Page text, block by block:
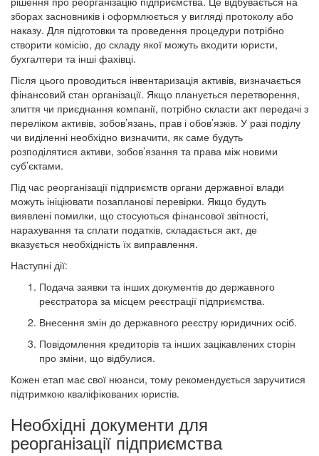
зборах засновників і оформлюється у вигляді протоколу або
наказу. Для підготовки та проведення процедури потрібно
створити комісію, до складу якої можуть входити юристи,
бухгалтери та інші фахівці.
Після цього проводиться інвентаризація активів, визначається
фінансовий стан організації. Якщо планується перетворення,
злиття чи приєднання компанії, потрібно скласти акт передачі з
переліком активів, зобов’язань, прав і обов’язків. У разі поділу
чи виділенні необхідно визначити, як саме будуть
розподілятися активи, зобов’язання та права між новими
суб’єктами.
Під час реорганізації підприємств органи державної влади
можуть ініціювати позапланові перевірки. Якщо будуть
виявлені помилки, що стосуються фінансової звітності,
нарахування та сплати податків, складається акт, де
вказується необхідність їх виправлення.
Наступні дії:
Подача заявки та інших документів до державного
реєстратора за місцем реєстрації підприємства.
Внесення змін до державного реєстру юридичних осіб.
Повідомлення кредиторів та інших зацікавлених сторін
про зміни, що відбулися.
Кожен етап має свої нюанси, тому рекомендується заручитися
підтримкою кваліфікованих юристів.
Необхідні документи для
реорганізації підприємства